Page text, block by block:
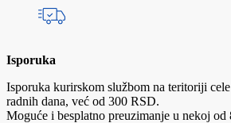
Isporuka
Isporuka kurirskom službom na teritoriji
radnih dana, već od 300 RSD.
Moguće i besplatno preuzimanje u nekoj od